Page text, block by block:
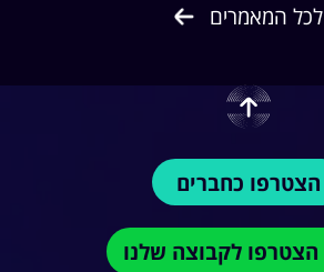
לכל המאמרים
הצטרפו כחברים
הצטרפו לקבוצה שלנו